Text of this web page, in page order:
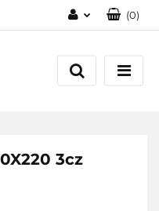
Zarejestruj się
(0)
3cz